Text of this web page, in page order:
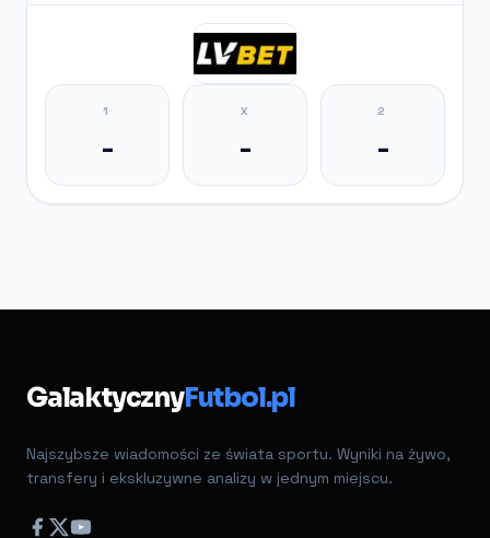
1
-
X
-
2
-
GalaktycznyFutbol.pl
Najszybsze wiadomości ze świata sportu. Wyniki na żywo,
transfery i ekskluzywne analizy w jednym miejscu.